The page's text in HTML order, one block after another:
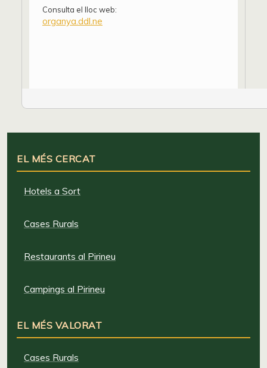
Consulta el lloc web:
organya.ddl.ne
EL MÉS CERCAT
Hotels a Sort
Cases Rurals
Restaurants al Pirineu
Campings al Pirineu
EL MÉS VALORAT
Cases Rurals